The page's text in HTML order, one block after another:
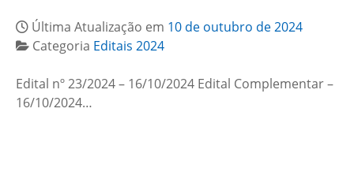
Última Atualização em 10 de outubro de 2024
Categoria Editais 2024
Edital nº 23/2024 – 16/10/2024 Edital Complementar –
16/10/2024…